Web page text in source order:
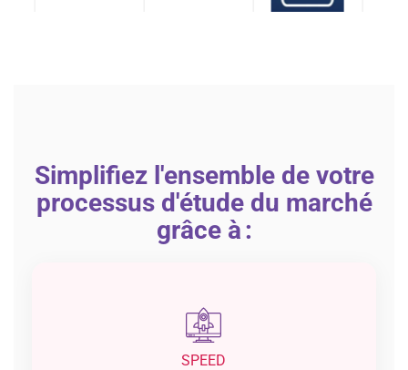
Simplifiez l'ensemble de votre
processus d'étude du marché
grâce à :
SPEED